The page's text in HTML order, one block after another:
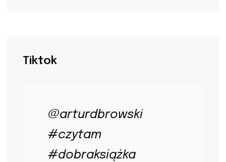
Tiktok
@arturdbrowski
#czytam
#dobraksiążka